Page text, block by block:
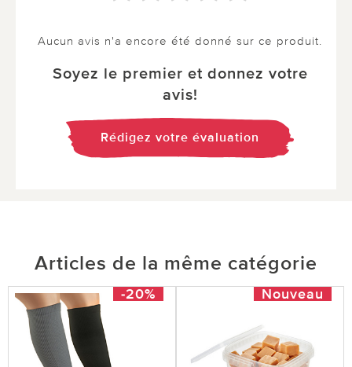
Aucun avis n'a encore été donné sur ce produit.
Soyez le premier et donnez votre
avis!
Rédigez votre évaluation
Articles de la même catégorie
-20% Nouveau